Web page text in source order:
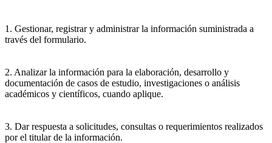
1. Gestionar, registrar y administrar la información suministrada a
través del formulario.
2. Analizar la información para la elaboración, desarrollo y
documentación de casos de estudio, investigaciones o análisis
académicos y científicos, cuando aplique.
3. Dar respuesta a solicitudes, consultas o requerimientos realizados
por el titular de la información.